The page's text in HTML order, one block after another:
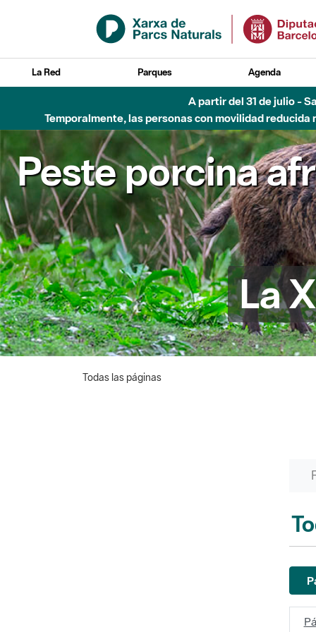
Saltar al contenido principal
La Red Parques Agenda
Hasta diciembre de 2026 - Parque Fluvial
Peste porcina
La